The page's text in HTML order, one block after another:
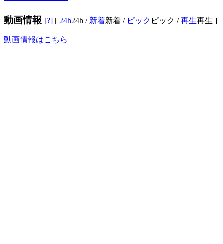
動画情報 [?] [ 24h24h / 新着新着 / ピック ピック /再生再生 ]
動画情報はこちら